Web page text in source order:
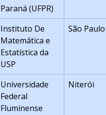
Paraná (UFPR)
Instituto De
Matemática e
Estatística da
USP
São Paulo
Universidade
Federal
Fluminense
Niterói